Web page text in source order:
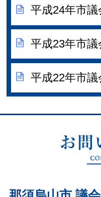
平成24年市
平成23年市
平成22年市